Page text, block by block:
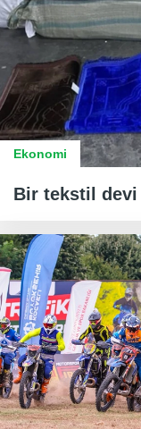
Ekonomi
Bir tekstil devi